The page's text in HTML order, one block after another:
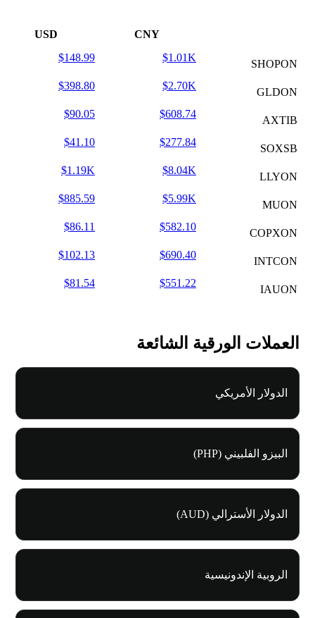
CNY
USD
SHOPON
$1.01K
$148.99
GLDON
$2.70K
$398.80
AXTIB
$608.74
$90.05
SOXSB
$277.84
$41.10
LLYON
$8.04K
$1.19K
MUON
$5.99K
$885.59
COPXON
$582.10
$86.11
INTCON
$690.40
$102.13
IAUON
$551.22
$81.54
العملات الورقية الشائعة
الدولار الأمريكي
البيزو الفلبيني (PHP)
الدولار الأسترالي (AUD)
الروبية الإندونيسية